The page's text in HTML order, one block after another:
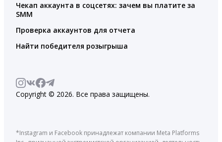
Чекап аккаунта в соцсетях: зачем вы платите за
SMM
Проверка аккаунтов для отчета
Найти победителя розыгрыша
Copyright © 2026. Все права защищены.
*Instagram и Facebook принадлежат компании Meta Platforms